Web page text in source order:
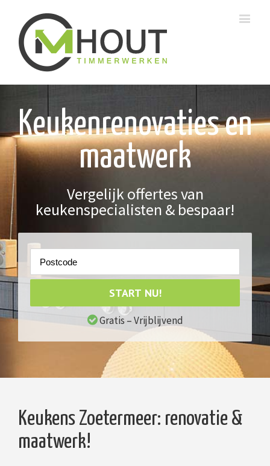
Keukenrenovaties en
maatwerk
Vergelijk offertes van
keukenspecialisten & bespaar!
START NU!
Gratis – Vrijblijvend
Keukens Zoetermeer: renovatie &
maatwerk!